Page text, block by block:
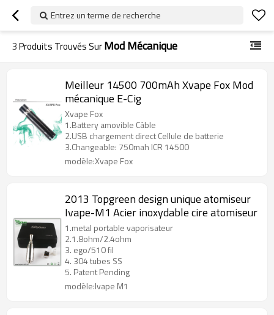
Entrez un terme de recherche
3Produits Trouvés SurMod Mécanique
Meilleur 14500 700mAh Xvape Fox Mod
mécanique E-Cig
Xvape Fox
1.Battery amovible Câble
2.USB chargement direct Cellule de batterie
3.Changeable: 750mah ICR 14500
modèle:Xvape Fox
2013 Topgreen design unique atomiseur
Ivape-M1 Acier inoxydable cire atomiseur
1.metal portable vaporisateur
2.1.8ohm/2.4ohm
3. ego/510 fil
4. 304 tubes SS
5. Patent Pending
modèle:Ivape M1